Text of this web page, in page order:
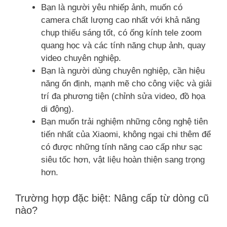
Bạn là người yêu nhiếp ảnh, muốn có
camera chất lượng cao nhất với khả năng
chụp thiếu sáng tốt, có ống kính tele zoom
quang học và các tính năng chụp ảnh, quay
video chuyên nghiệp.
Bạn là người dùng chuyên nghiệp, cần hiệu
năng ổn định, mạnh mẽ cho công việc và giải
trí đa phương tiện (chỉnh sửa video, đồ họa
di động).
Bạn muốn trải nghiệm những công nghệ tiên
tiến nhất của Xiaomi, không ngại chi thêm để
có được những tính năng cao cấp như sạc
siêu tốc hơn, vật liệu hoàn thiện sang trọng
hơn.
Trường hợp đặc biệt: Nâng cấp từ dòng cũ
nào?